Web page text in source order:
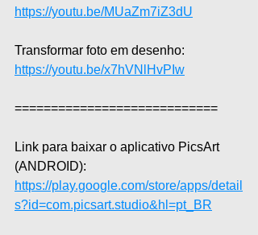
https://youtu.be/MUaZm7iZ3dU
Transformar foto em desenho:
https://youtu.be/x7hVNlHvPIw
============================
Link para baixar o aplicativo PicsArt
(ANDROID):
https://play.google.com/store/apps/detail
s?id=com.picsart.studio&hl=pt_BR